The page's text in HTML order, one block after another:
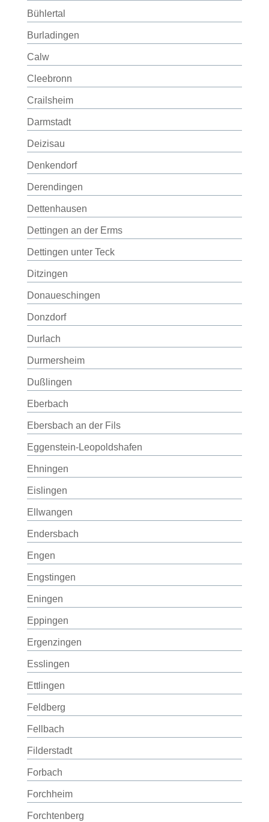
Bühlertal
Burladingen
Calw
Cleebronn
Crailsheim
Darmstadt
Deizisau
Denkendorf
Derendingen
Dettenhausen
Dettingen an der Erms
Dettingen unter Teck
Ditzingen
Donaueschingen
Donzdorf
Durlach
Durmersheim
Dußlingen
Eberbach
Ebersbach an der Fils
Eggenstein-Leopoldshafen
Ehningen
Eislingen
Ellwangen
Endersbach
Engen
Engstingen
Eningen
Eppingen
Ergenzingen
Esslingen
Ettlingen
Feldberg
Fellbach
Filderstadt
Forbach
Forchheim
Forchtenberg